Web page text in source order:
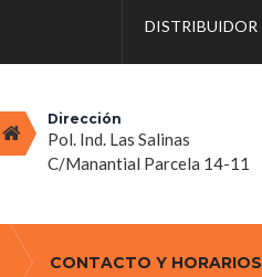
DISTRIBUIDOR
Dirección
Pol. Ind. Las Salinas
C/Manantial Parcela 14-11
CONTACTO Y HORARIOS